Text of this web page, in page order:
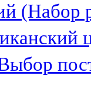
(Набор